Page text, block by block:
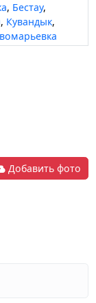
, Бестау,
, Кувандык,
Добавить фото